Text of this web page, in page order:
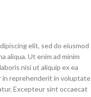
elit, sed do eiusmod
aliqua. Ut enim ad minim
nisi ut aliquip ex ea
in reprehenderit in voluptate
Excepteur sint occaecat